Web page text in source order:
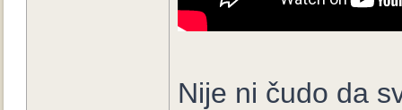
Nije ni čudo da